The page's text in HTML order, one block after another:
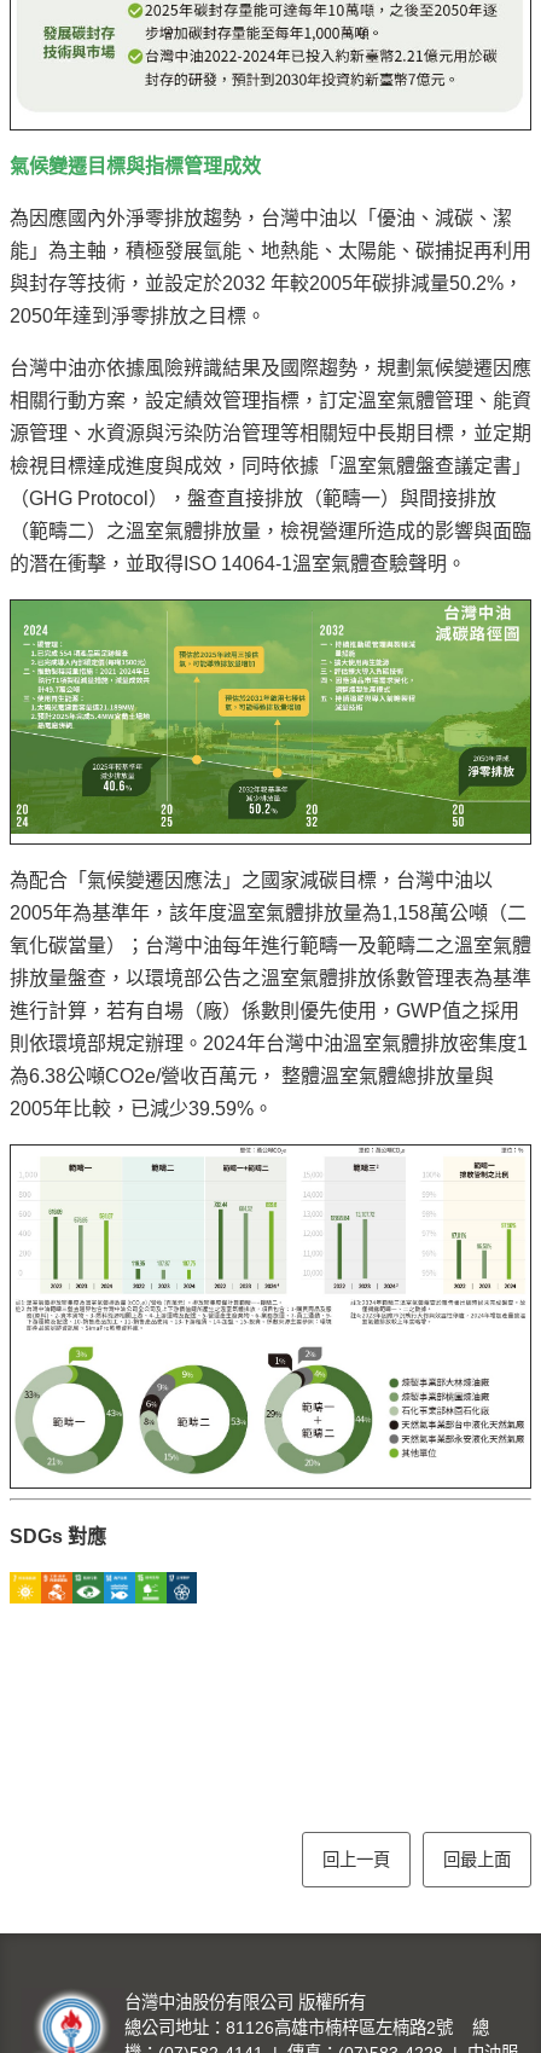
氣候變遷目標與指標管理成效
為因應國內外淨零排放趨勢，台灣中油以「優油、減碳、潔
能」為主軸，積極發展氫能、地熱能、太陽能、碳捕捉再利用
與封存等技術，並設定於2032 年較2005年碳排減量50.2%，
2050年達到淨零排放之目標。
台灣中油亦依據風險辨識結果及國際趨勢，規劃氣候變遷因應
相關行動方案，設定績效管理指標，訂定溫室氣體管理、能資
源管理、水資源與污染防治管理等相關短中長期目標，並定期
檢視目標達成進度與成效，同時依據「溫室氣體盤查議定書」
（GHG Protocol），盤查直接排放（範疇一）與間接排放
（範疇二）之溫室氣體排放量，檢視營運所造成的影響與面臨
的潛在衝擊，並取得ISO 14064-1溫室氣體查驗聲明。
為配合「氣候變遷因應法」之國家減碳目標，台灣中油以
2005年為基準年，該年度溫室氣體排放量為1,158萬公噸（二
氧化碳當量）；台灣中油每年進行範疇一及範疇二之溫室氣體
排放量盤查，以環境部公告之溫室氣體排放係數管理表為基準
進行計算，若有自場（廠）係數則優先使用，GWP值之採用
則依環境部規定辦理。2024年台灣中油溫室氣體排放密集度1
為6.38公噸CO2e/營收百萬元， 整體溫室氣體總排放量與
2005年比較，已減少39.59%。
SDGs 對應
回上一頁 回最上面
台灣中油股份有限公司 版權所有
總公司地址：81126高雄市楠梓區左楠路2號 總